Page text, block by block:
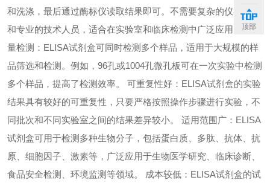
和洗涤，最后通过酶标仪读取结果即可。不需要复杂的仪器设备
和专业的技术人员，适合在实验室和临床检测中广泛应用。 高通
量检测：ELISA试剂盒可同时检测多个样品，适用于大规模的样
品筛选和检测。例如，96孔或1004孔微孔板可在一次实验中检测
多个样品，提高了检测效率。 可重复性好：ELISA试剂盒的实验
结果具有较好的可重复性，只要严格按照操作步骤进行实验，不
同批次和不同实验室之间的结果差异较小。 适用范围广：ELISA
试剂盒可用于检测多种生物分子，包括蛋白质、多肽、抗体、抗
原、细胞因子、激素等，广泛应用于生物医学研究、临床诊断、
食品安全检测、环境监测等领域。 成本较低：ELISA试剂盒的试
顶部